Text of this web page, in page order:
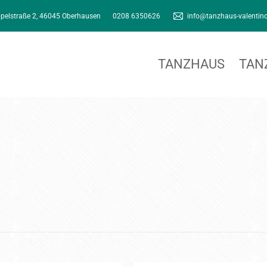
2, 46045 Oberhausen 0208 6350626 info@tanzhaus-
TANZHAUS